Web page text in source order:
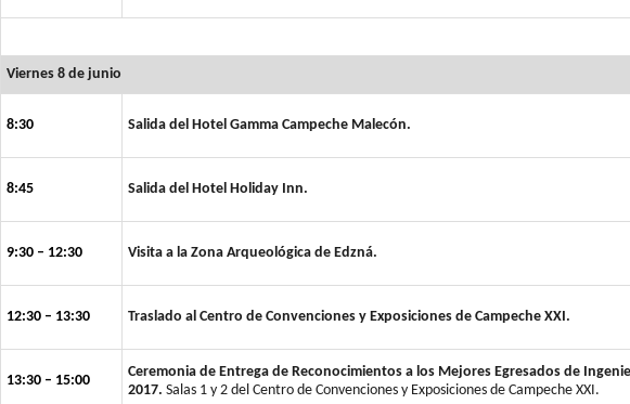
Viernes 8 de junio
8:30 Salida del Hotel Gamma Campeche Malecón.
8:45 Salida del Hotel Holiday Inn.
9:30 – 12:30 Visita a la Zona Arqueológica de Edzná.
12:30 – 13:30 Traslado al Centro de Convenciones y Exposiciones de Campeche XXI.
13:30 – 15:00
Ceremonia de Entrega de Reconocimientos a los Mejores Egresados de
2017. Salas 1 y 2 del Centro de Convenciones y Exposiciones de Campeche XXI.